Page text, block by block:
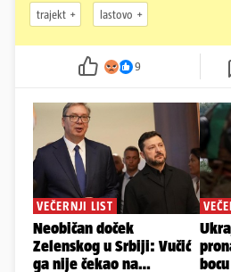
trajekt lastovo
9